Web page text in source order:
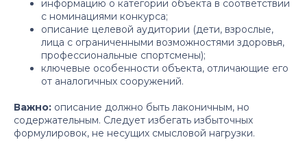
информацию о категории объекта в соответствии
с номинациями конкурса;
описание целевой аудитории (дети, взрослые,
лица с ограниченными возможностями здоровья,
профессиональные спортсмены);
ключевые особенности объекта, отличающие его
от аналогичных сооружений.
Важно: описание должно быть лаконичным, но
содержательным. Следует избегать избыточных
формулировок, не несущих смысловой нагрузки.